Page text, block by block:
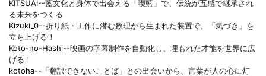
KITSUAI--藍文化と身体で出会える「喫藍」で、伝統が五感で継承され
る未来をつくる
Kizuki_0--折り紙・工作に潜む数理から生まれた装置で、「気づき」を
立ち上げる！
Koto-no-Hashi--映画の字幕制作を自動化し、埋もれた才能を世界に広
げる！
kotoha--「翻訳できないことば」との出会いから、言葉が人の心に灯